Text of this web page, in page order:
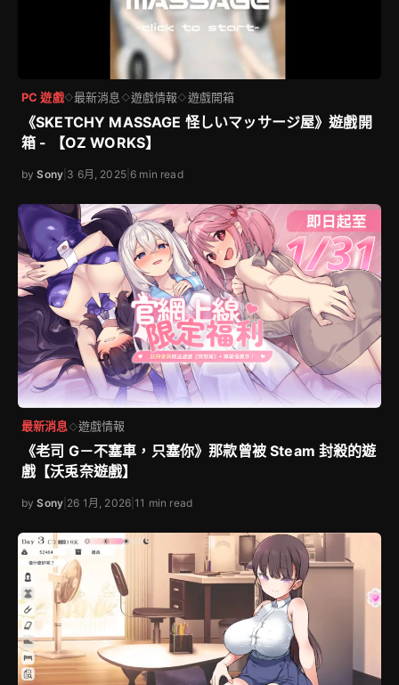
PC 遊戲◇最新消息 ◇遊戲情報◇遊戲開箱
《SKETCHY MASSAGE 怪しいマッサージ屋》遊戲開
箱 - 【OZ WORKS】
bySony 3 6月, 2025| 6 min read
最新消息◇遊戲情報
《老司 G－不塞車，只塞你》那款曾被 Steam 封殺的遊
戲【沃兎奈遊戲】
bySony 26 1月, 2026 |11 min read